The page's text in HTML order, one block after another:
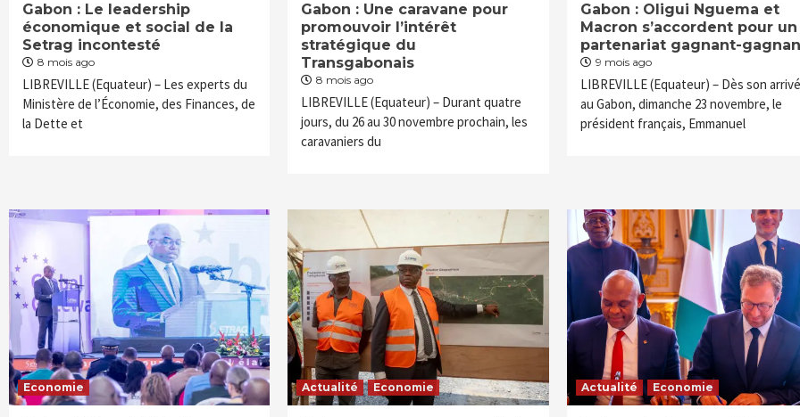
Gabon : Le leadership
économique et social de la
Setrag incontesté
8 mois ago
LIBREVILLE (Equateur) – Les experts du
Ministère de l’Économie, des Finances, de
la Dette et
Gabon : Une caravane pour
promouvoir l’intérêt
stratégique du
Transgabonais
8 mois ago
LIBREVILLE (Equateur) – Durant quatre
jours, du 26 au 30 novembre prochain, les
caravaniers du
Gabon : Oligui Nguema et
Macron s’accordent pour un
partenariat gagnant-
9 mois ago
LIBREVILLE (Equateur) – Dès son
au Gabon, dimanche 23 novembre, le
président français, Emmanuel
Economie Actualité Economie Actualité Economie